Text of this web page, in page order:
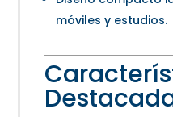
móviles y estudios.